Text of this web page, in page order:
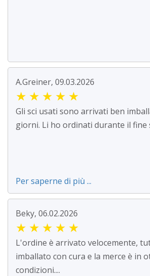
A.Greiner, 09.03.2026
★ ★ ★ ★ ★
Gli sci usati sono arrivati ben
giorni. Li ho ordinati durante il fine
Per saperne di più ...
Beky, 06.02.2026
★ ★ ★ ★ ★
L'ordine è arrivato velocemente,
imballato con cura e la merce è in
condizioni....